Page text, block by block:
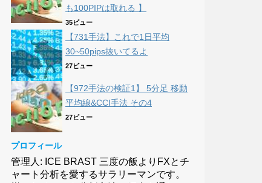
も100PIPは取れる 】
35ビュー
【731手法】これで1日平均
30~50pips抜いてるよ
27ビュー
【972手法の検証1】 5分足 移動
平均線&CCI手法 その4
27ビュー
プロフィール
管理人: ICE BRAST 三度の飯よりFXとチ
ャート分析を愛するサラリーマンです。